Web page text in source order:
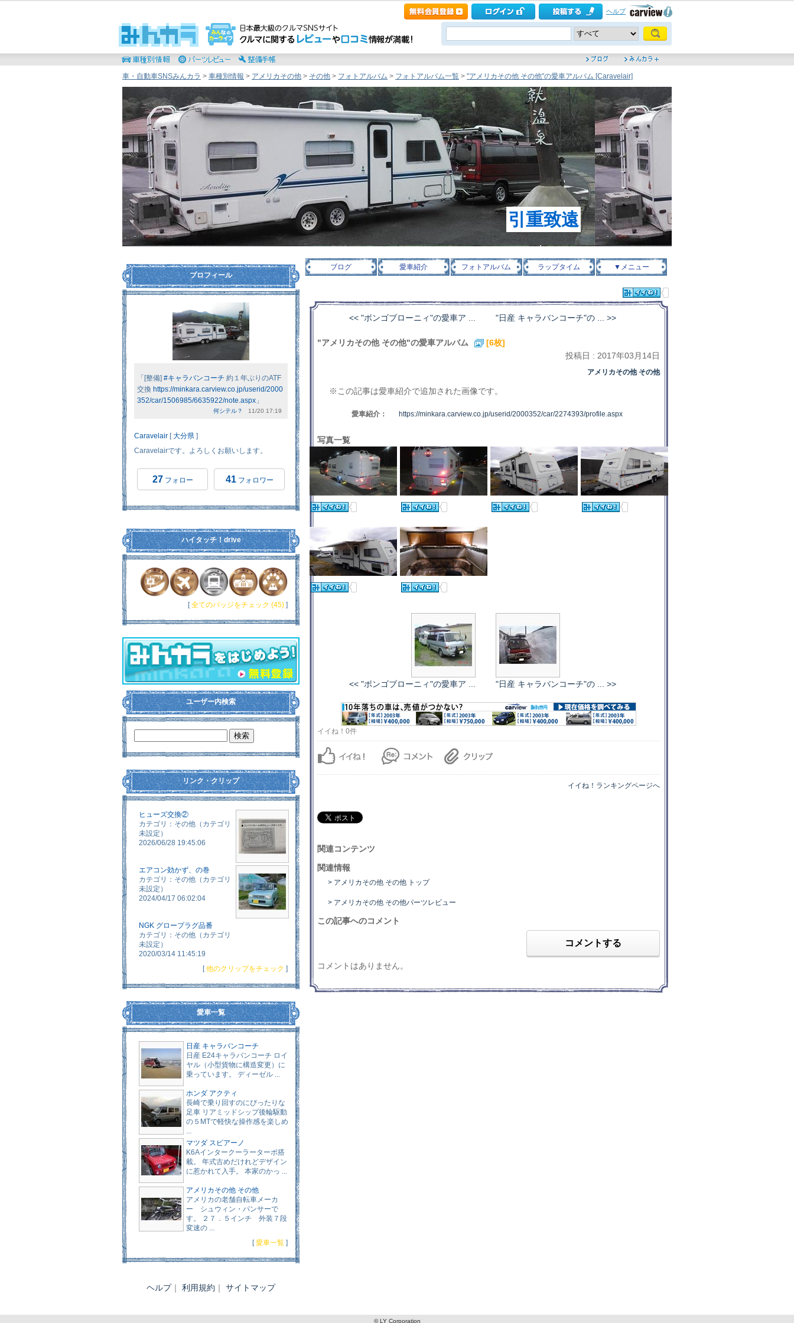
ヘルプ
車・自動車SNSみんカラ > 車種別情報 > アメリカその他 > その他 > フォトアルバム > フォトアルバム一覧 > "アメリカその他 その他"の愛車アルバム [Caravelair]
引重致遠
ブログ 愛車紹介 フォトアルバム ラップタイム ▼メニュー
<< "ボンゴブローニィ"の愛車ア ... "日産 キャラバンコーチ"の ... >>
"アメリカその他 その他"の愛車アルバム
[6枚]
投稿日 : 2017年03月14日
アメリカその他 その他
※この記事は愛車紹介で追加された画像です。
愛車紹介： https://minkara.carview.co.jp/userid/2000352/car/2274393/profile.aspx
写真一覧
<< "ボンゴブローニィ"の愛車ア ... "日産 キャラバンコーチ"の ... >>
イイね！0件
イイね！ランキングページへ
関連コンテンツ
関連情報
> アメリカその他 その他 トップ
> アメリカその他 その他パーツレビュー
この記事へのコメント
コメントする
コメントはありません。
プロフィール
「[整備] #キャラバンコーチ 約１年ぶりのATF
交換 https://minkara.carview.co.jp/userid/2000
352/car/1506985/6635922/note.aspx 」
何シテル？ 11/20 17:19
Caravelair [大分県 ]
Caravelairです。よろしくお願いします。
27 フォロー 41フォロワー
ハイタッチ！drive
[全てのバッジをチェック (45) ]
ユーザー内検索
リンク・クリップ
ヒューズ交換②
カテゴリ：その他（カテゴリ
未設定）
2026/06/28 19:45:06
エアコン効かず、の巻
カテゴリ：その他（カテゴリ
未設定）
2024/04/17 06:02:04
NGK グロープラグ品番
カテゴリ：その他（カテゴリ
未設定）
2020/03/14 11:45:19
[他のクリップをチェック ]
愛車一覧
日産 キャラバンコーチ
日産 E24キャラバンコーチ ロイ
ヤル（小型貨物に構造変更）に
乗っています。 ディーゼル ...
ホンダ アクティ
長崎で乗り回すのにぴったりな
足車 リアミッドシップ後輪駆動
の５MTで軽快な操作感を楽しめ
マツダ スピアーノ
K6Aインタークーラーターボ搭
載。 年式古めだけれどデザイン
に惹かれて入手。 本家のかっ ...
アメリカその他 その他
アメリカの老舗自転車メーカ
ー シュウィン・パンサーで
す。 ２７．５インチ 外装７段
変速の ...
[愛車一覧 ]
ヘルプ｜ 利用規約 ｜ サイトマップ
© LY Corporation